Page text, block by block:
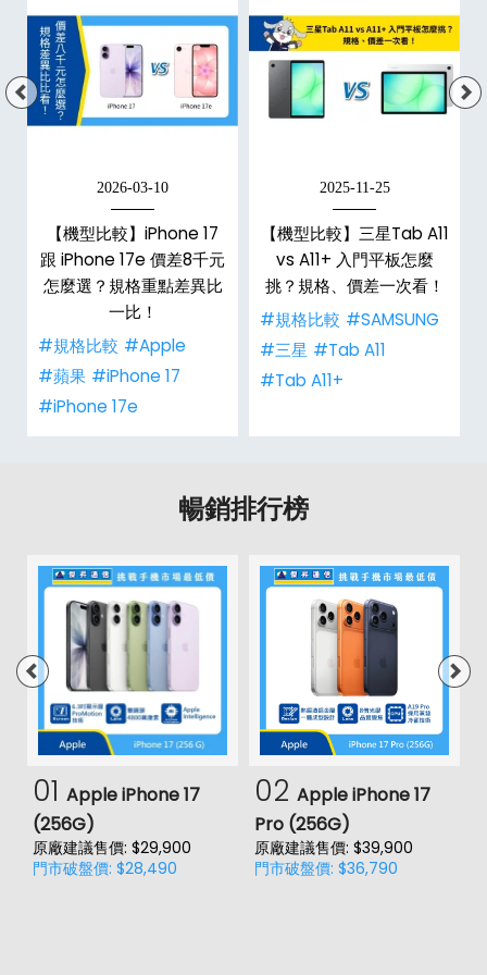
2026-03-10
【機型比較】iPhone 17
跟 iPhone 17e 價差8千元
怎麼選？規格重點差異比
一比！
#規格比較 #Apple
#蘋果 #iPhone 17
#iPhone 17e
2025-11-25
【機型比較】三星Tab A11
vs A11+ 入門平板怎麼
挑？規格、價差一次看！
#規格比較 #SAMSUNG
#三星 #Tab A11
#Tab A11+
暢銷排行榜
01 Apple iPhone 17
(256G)
原廠建議售價: $29,900
門市破盤價: $28,490
02 Apple iPhone 17
Pro (256G)
原廠建議售價: $39,900
門市破盤價: $36,790